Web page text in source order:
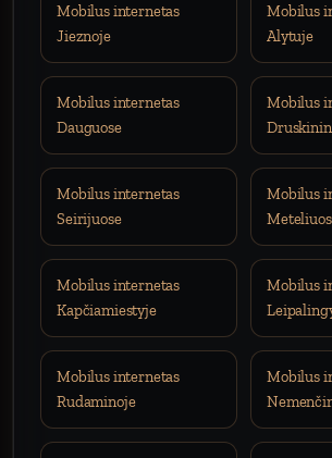
Mobilus internetas
Jieznoje
Mobilus
Alytuje
Mobilus internetas
Dauguose
Mobilus
Mobilus internetas
Seirijuose
Mobilus
Mobilus internetas
Kapčiamiestyje
Mobilus
Mobilus internetas
Rudaminoje
Mobilus